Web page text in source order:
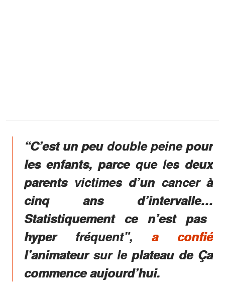
“C’est un peu double peine pour
les enfants, parce que les deux
parents victimes d’un cancer à
cinq ans d’intervalle…
Statistiquement ce n’est pas
hyper fréquent”,a confié
l’animateur sur le plateau de Ça
commence aujourd’hui.